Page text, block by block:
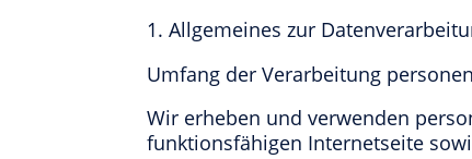
1. Allgemeines zur
Umfang der Verarbeitung
Wir erheben und verwenden
funktionsfähigen Internetseite